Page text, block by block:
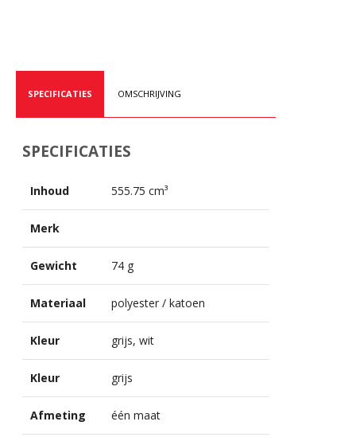
SPECIFICATIES OMSCHRIJVING
SPECIFICATIES
Inhoud 555.75 cm³
Merk
Gewicht 74 g
Materiaal polyester / katoen
Kleur grijs, wit
Kleur grijs
Afmeting één maat